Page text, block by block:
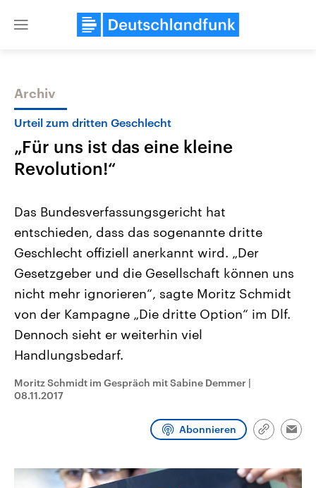
Close
Themen
Landtagswahl Sachsen-Anhalt
2026
Alle Informationen
Sachsen-Anhalt wählt am 6.
September 2026 einen neuen
Landtag. Seit 2021 wird das
Bundesland von einer Koalition aus
CDU, SPD und FDP regiert.-
Umfragen, Prognosen,
Wahlprogramme, aktuelle Berichte
und Hintergründe zu den Parteien
Wahl.
USA
Aktuelle Beiträge,
Hintergründe
Wirtschaftlich und
gehören die Vereinigten
den mächtigsten Ländern
mit großem Einfluss auf
aktuelle Weltgeschehen.
Sendungen Programm
Audio-Archiv
Archiv
Urteil zum dritten Geschlecht
„Für uns ist das eine kleine
Revolution!“
Das Bundesverfassungsgericht hat
entschieden, dass das sogenannte dritte
Geschlecht offiziell anerkannt wird. „Der
Gesetzgeber und die Gesellschaft können uns
nicht mehr ignorieren“, sagte Moritz Schmidt
von der Kampagne „Die dritte Option“ im Dlf.
Dennoch sieht er weiterhin viel
Handlungsbedarf.
Moritz Schmidt im Gespräch mit Sabine Demmer |
08.11.2017
Abonnieren
Link